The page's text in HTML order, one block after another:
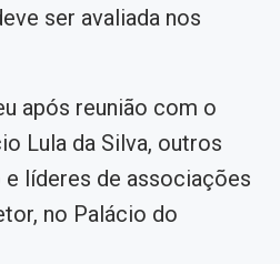
ser avaliada nos
após reunião com o
Lula da Silva, outros
líderes de associações
no Palácio do